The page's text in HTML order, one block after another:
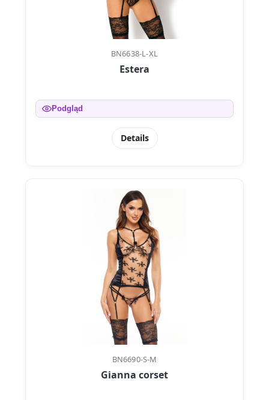
BN6638-L-XL
Estera
Podgląd
Details
BN6690-S-M
Gianna corset